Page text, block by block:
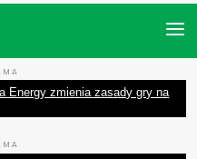
Energy zmienia zasady gry na